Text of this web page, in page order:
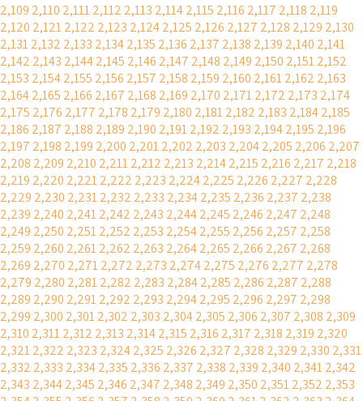
2,109 2,110 2,1112,112 2,113 2,1142,115 2,116 2,117 2,118 2,119
2,120 2,1212,122 2,123 2,1242,125 2,126 2,127 2,128 2,129 2,130
2,1312,132 2,133 2,1342,135 2,136 2,137 2,138 2,139 2,140 2,141
2,142 2,143 2,1442,145 2,146 2,147 2,148 2,149 2,150 2,1512,152
2,153 2,1542,155 2,156 2,157 2,158 2,159 2,160 2,1612,162 2,163
2,1642,165 2,166 2,167 2,168 2,169 2,170 2,1712,172 2,173 2,174
2,175 2,176 2,177 2,178 2,179 2,180 2,1812,182 2,183 2,1842,185
2,186 2,187 2,188 2,189 2,190 2,1912,192 2,193 2,1942,195 2,196
2,197 2,198 2,199 2,200 2,2012,202 2,203 2,2042,205 2,206 2,207
2,208 2,209 2,210 2,2112,212 2,213 2,2142,215 2,216 2,217 2,218
2,219 2,220 2,2212,222 2,223 2,2242,225 2,226 2,227 2,228
2,229 2,230 2,2312,232 2,233 2,2342,235 2,236 2,237 2,238
2,239 2,240 2,2412,242 2,243 2,2442,245 2,246 2,247 2,248
2,249 2,250 2,2512,252 2,253 2,2542,255 2,256 2,257 2,258
2,259 2,260 2,2612,262 2,263 2,2642,265 2,266 2,267 2,268
2,269 2,270 2,2712,272 2,273 2,2742,275 2,276 2,277 2,278
2,279 2,280 2,2812,282 2,283 2,2842,285 2,286 2,287 2,288
2,289 2,290 2,2912,292 2,293 2,2942,295 2,296 2,297 2,298
2,299 2,300 2,3012,302 2,303 2,3042,305 2,306 2,307 2,308 2,309
2,310 2,3112,312 2,313 2,3142,315 2,316 2,317 2,318 2,319 2,320
2,3212,322 2,323 2,3242,325 2,326 2,327 2,328 2,329 2,330 2,331
2,332 2,333 2,3342,335 2,336 2,337 2,338 2,339 2,340 2,3412,342
2,343 2,3442,345 2,346 2,347 2,348 2,349 2,350 2,3512,352 2,353